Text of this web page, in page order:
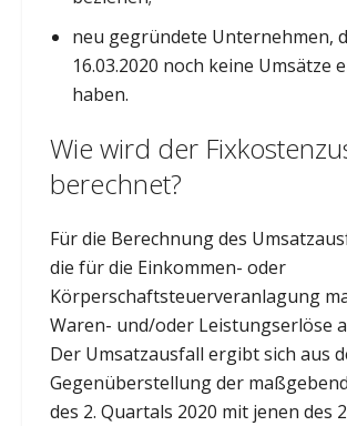
neu gegründete Unternehmen,
16.03.2020 noch keine Umsätze
haben.
Wie wird der
berechnet?
Für die Berechnung des
die für die Einkommen- oder
Körperschaftsteuerveranlagung
Waren- und/oder Leistungserlöse
Der Umsatzausfall ergibt sich aus
Gegenüberstellung der
des 2. Quartals 2020 mit jenen des